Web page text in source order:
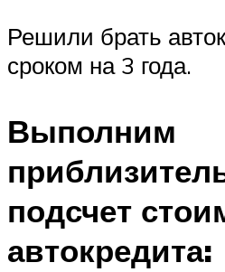
Решили брать
сроком на 3 года.
Выполним
подсчет
автокредита: